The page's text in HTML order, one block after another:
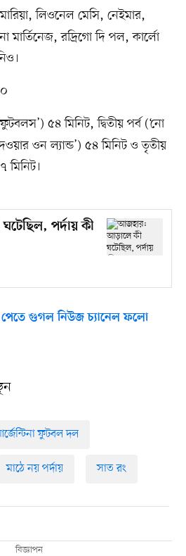
লিওনেল মেসি, নেইমার,
মার্তিনেজ, রদ্রিগো দি পল, কার্লো
৫৪ মিনিট, দ্বিতীয় পর্ব (‘নো
ওন ল্যান্ড’) ৫৪ মিনিট ও তৃতীয়
মিনিট।
পর্দায় কী
গুগল নিউজ চ্যানেল ফলো
ফুটবল দল
মাঠে নয় পর্দায় সাত রং